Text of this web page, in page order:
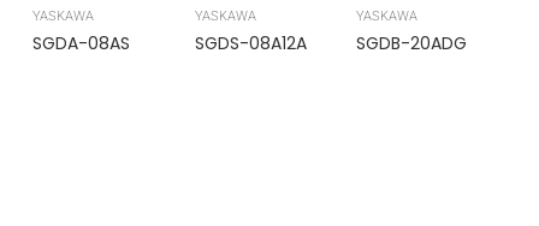
YASKAWA
SGDA-08AS
YASKAWA
SGDS-08A12A
YASKAWA
SGDB-20ADG